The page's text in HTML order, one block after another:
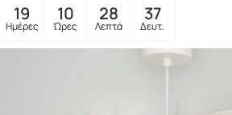
19
Ημέρες
10
Ώρες
28
Λεπτά
35
Δευτ.